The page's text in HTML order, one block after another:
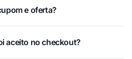
e oferta?
aceito no checkout?